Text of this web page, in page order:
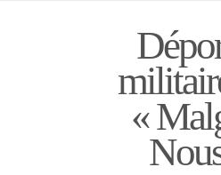
«